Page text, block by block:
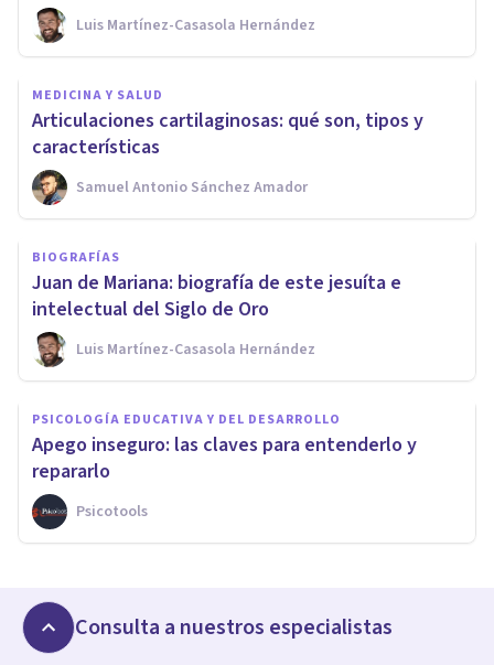
Luis Martínez-Casasola Hernández
MEDICINA Y SALUD
Articulaciones cartilaginosas: qué son, tipos y
características
Samuel Antonio Sánchez Amador
BIOGRAFÍAS
Juan de Mariana: biografía de este jesuíta e
intelectual del Siglo de Oro
Luis Martínez-Casasola Hernández
PSICOLOGÍA EDUCATIVA Y DEL DESARROLLO
Apego inseguro: las claves para entenderlo y
repararlo
Psicotools
Consulta a nuestros especialistas